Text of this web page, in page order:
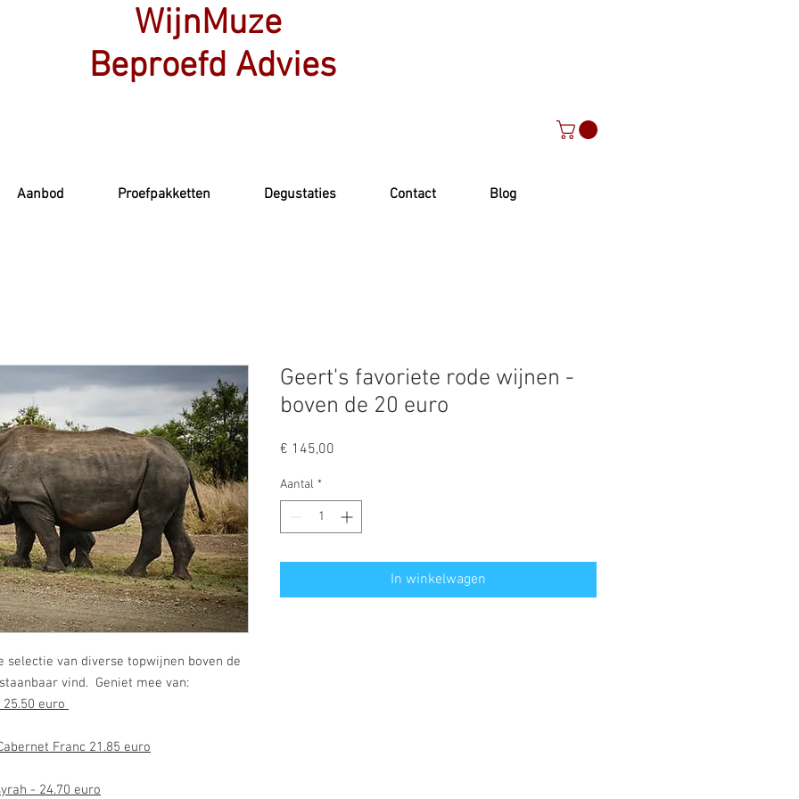
WijnMuze
Beproefd Advies
Aanbod Proefpakketten Degustaties Contact Blog
van diverse topwijnen boven de
vind. Geniet mee van:
euro
Franc 21.85 euro
- 24.70 euro
Geert's favoriete rode wijnen -
boven de 20 euro
€ 145,00
Aantal *
In winkelwagen